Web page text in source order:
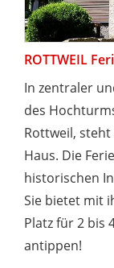
ROTTWEIL
In zentraler
des
Rottweil,
Haus. Die
historischen
Sie bietet mit
Platz für 2 bis
antippen!